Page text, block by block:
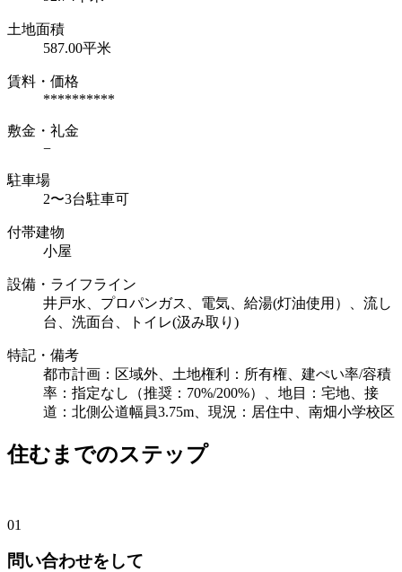
土地面積
587.00平米
賃料・価格
**********
敷金・礼金
−
駐車場
2〜3台駐車可
付帯建物
小屋
設備・ライフライン
井戸水、プロパンガス、電気、給湯(灯油使用）、流し
台、洗面台、トイレ(汲み取り)
特記・備考
都市計画：区域外、土地権利：所有権、建ぺい率/容積
率：指定なし（推奨：70%/200%）、地目：宅地、接
道：北側公道幅員3.75m、現況：居住中、南畑小学校区
住むまでのステップ
01
問い合わせをして